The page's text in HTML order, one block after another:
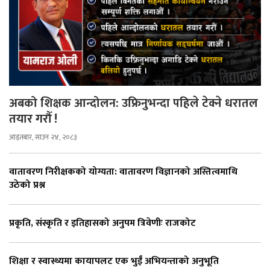
अबको शिक्षक आन्दोलन: उफ्रिनुभन्दा पहिले टेक्ने धरातल
तयार गरौँ !
आइतबार, साउन २४, २०८३
वातावरण निरीक्षकको योग्यता: वातावरण विज्ञानको अस्तित्वमाथि
उठेको प्रश्न
प्रकृति, संस्कृति र इतिहासको अनुपम त्रिवेणीः राजकोट
शिक्षा र स्वास्थ्यमा कायापलट एक भुईँ अभियन्ताको अनुभूति